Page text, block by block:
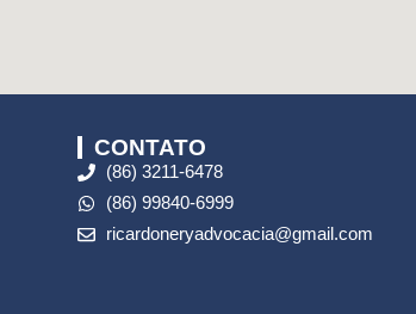
(86) 3211-6478
(86) 99840-6999
ricardoneryadvocacia@gmail.com
CONTATO